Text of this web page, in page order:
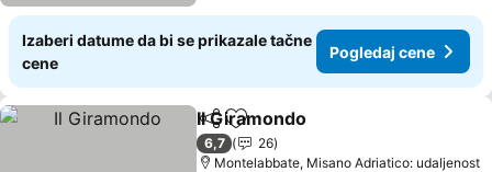
Izaberi datume da bi se prikazale tačne
cene
Pogledaj cene
Deli Dodati u favorite
Il Giramondo
6,7
26
Montelabbate, Misano Adriatico: udaljenost